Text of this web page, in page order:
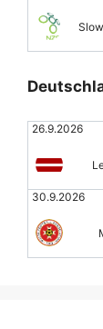
26.9.2026
30.9.2026